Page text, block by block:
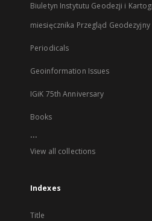
Biuletyn Instytutu Geodezji i
miesięcznika Przegląd Geodezyjny
Periodicals
Geoinformation Issues
IGiK 75th Anniversary
Books
...
View all collections
Indexes
Title